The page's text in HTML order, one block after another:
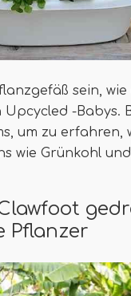
sein, wie
Upcycled -Babys.
um zu erfahren,
wie Grünkohl
Pflanzer